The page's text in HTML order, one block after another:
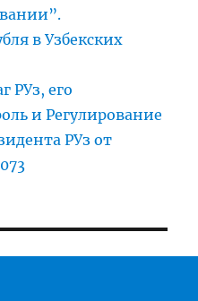
в Узбекских
РУз, его
и Регулирование
РУз от